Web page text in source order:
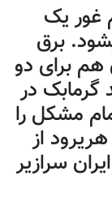
غور یک
برق
افغانی آن هم برای دو
گرمابک در
مشکل را
از
سرازیر